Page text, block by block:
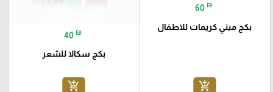
60 ₪
بكج ميني كريمات للاطفال
add_shopping_cart
40 ₪
بكج سكالا للشعر
add_shopping_cart